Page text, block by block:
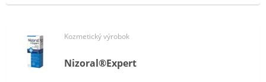
Kozmetický výrobok
Nizoral®Expert